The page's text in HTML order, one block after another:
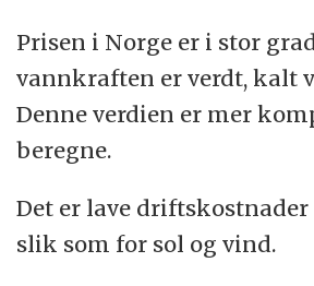
Prisen i Norge er i stor
vannkraften er verdt, kalt
Denne verdien er mer
beregne.
Det er lave
slik som for sol og vind.